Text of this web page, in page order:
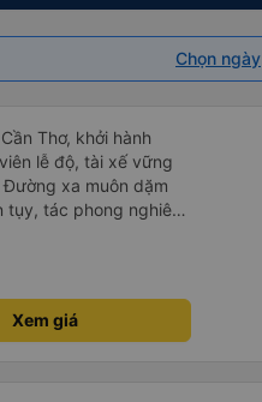
Chọn ngày
Thơ, khởi hành
lễ độ, tài xế vững
tụy, tác phong nghiêm
vã. Xã hội loạn đạo.
Xem giá